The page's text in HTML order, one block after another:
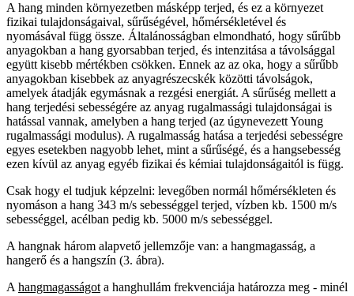
A hang minden környezetben másképp terjed, és ez a környezet
fizikai tulajdonságaival, sűrűségével, hőmérsékletével és
nyomásával függ össze. Általánosságban elmondható, hogy sűrűbb
anyagokban a hang gyorsabban terjed, és intenzitása a távolsággal
együtt kisebb mértékben csökken. Ennek az az oka, hogy a sűrűbb
anyagokban kisebbek az anyagrészecskék közötti távolságok,
amelyek átadják egymásnak a rezgési energiát. A sűrűség mellett a
hang terjedési sebességére az anyag rugalmassági tulajdonságai is
hatással vannak, amelyben a hang terjed (az úgynevezett Young
rugalmassági modulus). A rugalmasság hatása a terjedési sebességre
egyes esetekben nagyobb lehet, mint a sűrűségé, és a hangsebesség
ezen kívül az anyag egyéb fizikai és kémiai tulajdonságaitól is függ.
Csak hogy el tudjuk képzelni: levegőben normál hőmérsékleten és
nyomáson a hang 343 m/s sebességgel terjed, vízben kb. 1500 m/s
sebességgel, acélban pedig kb. 5000 m/s sebességgel.
A hangnak három alapvető jellemzője van: a hangmagasság, a
hangerő és a hangszín (3. ábra).
A hangmagasságot a hanghullám frekvenciája határozza meg - minél